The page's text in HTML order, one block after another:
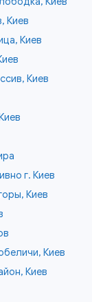
Киев
Киев
Киев
г. Киев
Киев
Киев
Киев